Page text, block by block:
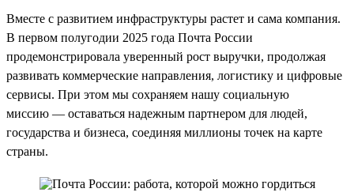
Вместе с развитием инфраструктуры растет и сама компания.
В первом полугодии 2025 года Почта России
продемонстрировала уверенный рост выручки, продолжая
развивать коммерческие направления, логистику и цифровые
сервисы. При этом мы сохраняем нашу социальную
миссию — оставаться надежным партнером для людей,
государства и бизнеса, соединяя миллионы точек на карте
страны.